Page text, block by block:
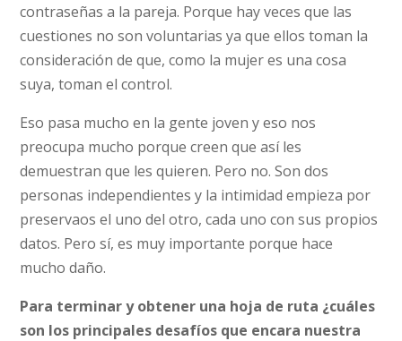
contraseñas a la pareja. Porque hay veces que las
cuestiones no son voluntarias ya que ellos toman la
consideración de que, como la mujer es una cosa
suya, toman el control.
Eso pasa mucho en la gente joven y eso nos
preocupa mucho porque creen que así les
demuestran que les quieren. Pero no. Son dos
personas independientes y la intimidad empieza por
preservaos el uno del otro, cada uno con sus propios
datos. Pero sí, es muy importante porque hace
mucho daño.
Para terminar y obtener una hoja de ruta ¿cuáles
son los principales desafíos que encara nuestra